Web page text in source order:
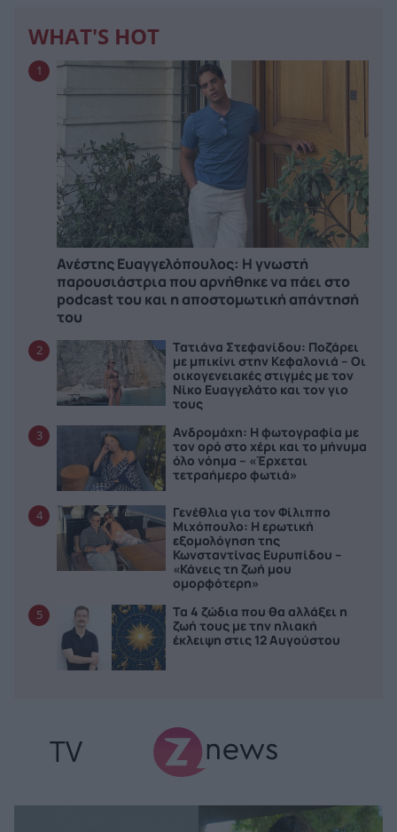
WHAT'S HOT
1
Ανέστης Ευαγγελόπουλος: Η γνωστή
παρουσιάστρια που αρνήθηκε να πάει στο
podcast του και η αποστομωτική απάντησή
του
2
Τατιάνα Στεφανίδου: Ποζάρει
με μπικίνι στην Κεφαλονιά – Οι
οικογενειακές στιγμές με τον
Νίκο Ευαγγελάτο και τον γιο
τους
3
Ανδρομάχη: Η φωτογραφία με
τον ορό στο χέρι και το μήνυμα
όλο νόημα – «Έρχεται
τετραήμερο φωτιά»
4
Γενέθλια για τον Φίλιππο
Μιχόπουλο: Η ερωτική
εξομολόγηση της
Κωνσταντίνας Ευρυπίδου –
«Κάνεις τη ζωή μου
ομορφότερη»
5
Τα 4 ζώδια που θα αλλάξει η
ζωή τους με την ηλιακή
έκλειψη στις 12 Αυγούστου
TV